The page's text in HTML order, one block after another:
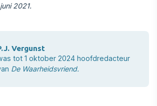
2021.
Vergunst
tot 1 oktober 2024 hoofdredacteur
De Waarheidsvriend.